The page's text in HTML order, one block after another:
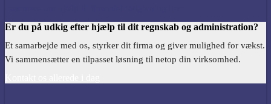
Er du på udkig efter hjælp til dit regnskab og administration?
Et samarbejde med os, styrker dit firma og giver mulighed for vækst.
Vi sammensætter en tilpasset løsning til netop din virksomhed.